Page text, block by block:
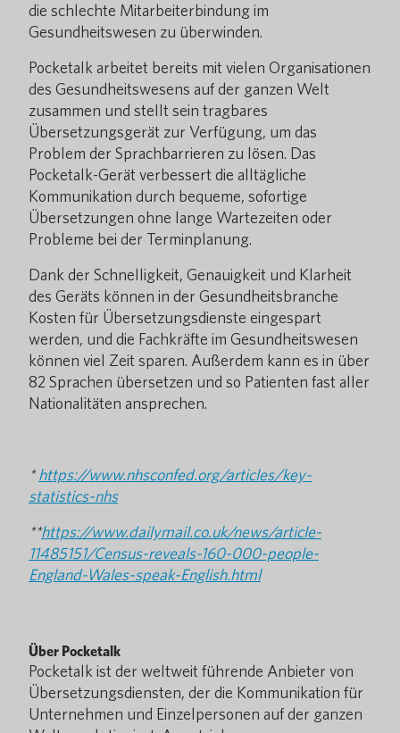
die schlechte Mitarbeiterbindung im
Gesundheitswesen zu überwinden.
Pocketalk arbeitet bereits mit vielen Organisationen
des Gesundheitswesens auf der ganzen Welt
zusammen und stellt sein tragbares
Übersetzungsgerät zur Verfügung, um das
Problem der Sprachbarrieren zu lösen. Das
Pocketalk-Gerät verbessert die alltägliche
Kommunikation durch bequeme, sofortige
Übersetzungen ohne lange Wartezeiten oder
Probleme bei der Terminplanung.
Dank der Schnelligkeit, Genauigkeit und Klarheit
des Geräts können in der Gesundheitsbranche
Kosten für Übersetzungsdienste eingespart
werden, und die Fachkräfte im Gesundheitswesen
können viel Zeit sparen. Außerdem kann es in über
82 Sprachen übersetzen und so Patienten fast aller
Nationalitäten ansprechen.
*https://www.nhsconfed.org/articles/key-
statistics-nhs
**https://www.dailymail.co.uk/news/article-
11485151/Census-reveals-160-000-people-
England-Wales-speak-English.html
Über Pocketalk
Pocketalk ist der weltweit führende Anbieter von
Übersetzungsdiensten, der die Kommunikation für
Unternehmen und Einzelpersonen auf der ganzen